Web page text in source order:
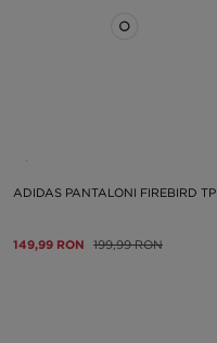
ADIDAS PANTALONI FIREBIRD TP
149,99 RON 199,99 RON